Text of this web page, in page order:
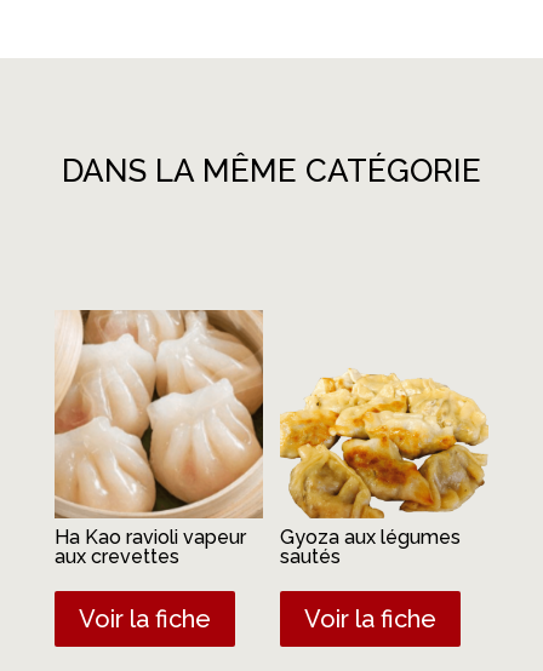
DANS LA MÊME CATÉGORIE
Ha Kao ravioli vapeur
aux crevettes
Voir la fiche
Gyoza aux légumes
sautés
Voir la fiche